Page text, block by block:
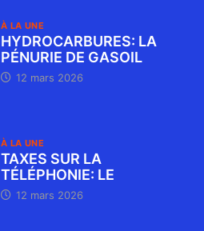
À LA UNE
HYDROCARBURES: LA
PÉNURIE DE GASOIL
12 mars 2026
À LA UNE
TAXES SUR LA
TÉLÉPHONIE: LE
12 mars 2026